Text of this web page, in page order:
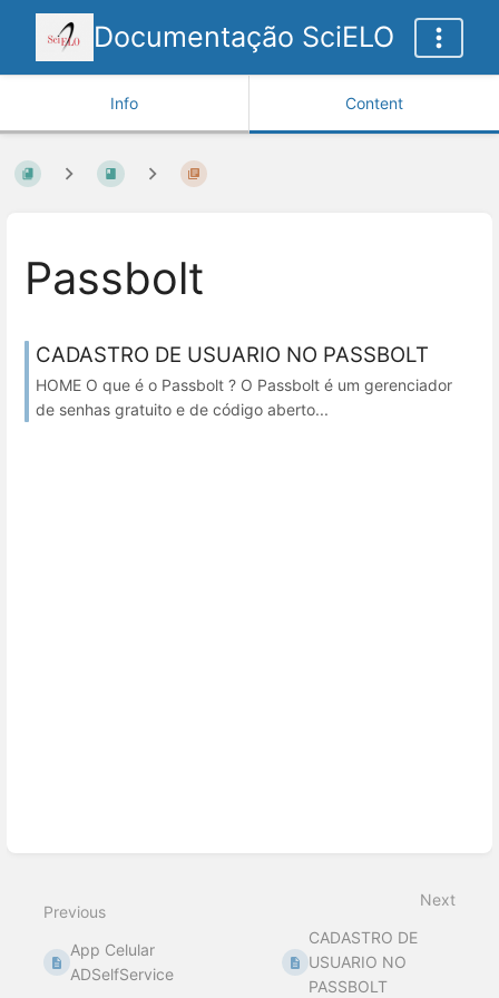
Documentação SciELO
Info Content
Passbolt
CADASTRO DE USUARIO NO PASSBOLT
HOME O que é o Passbolt ? O Passbolt é um gerenciador
de senhas gratuito e de código aberto...
Previous
App Celular
ADSelfService
Next
CADASTRO DE
USUARIO NO
PASSBOLT